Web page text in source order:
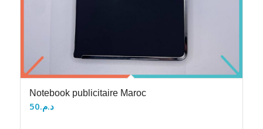
Notebook publicitaire Maroc
د.م.50